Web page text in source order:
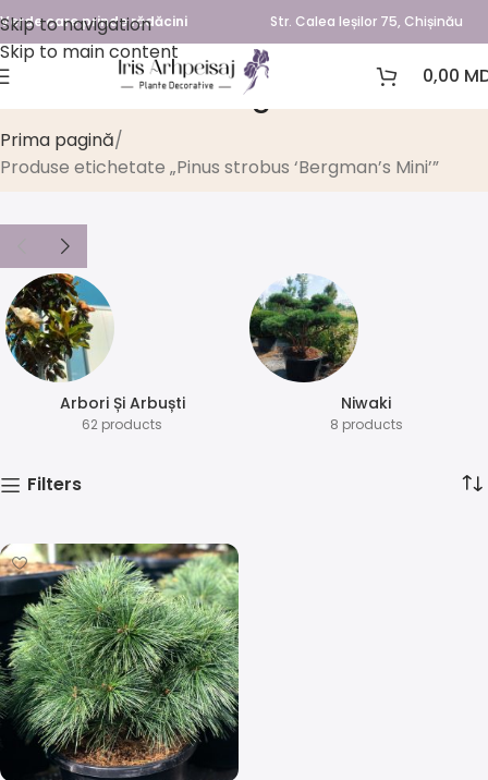
Skip to navigation
Skip to main content
Verde care prinde rădăcini Str. Calea Ieșilor 75, Chișinău
0,00
Pinus strobus ‘Bergman’s Mini’
Prima pagină
Produse etichetate „Pinus strobus ‘Bergman’s Mini’”
Arbori Și Arbuști
62 products
⁠Niwaki
8 products
Filters